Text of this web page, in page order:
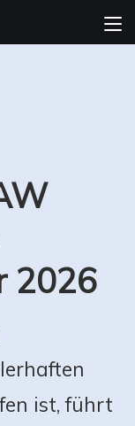
2026
ist, führt